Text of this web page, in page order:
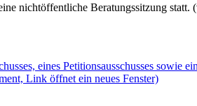
nichtöffentliche Beratungssitzung statt.
eines Petitionsausschusses sowie
Link öffnet ein neues Fenster)